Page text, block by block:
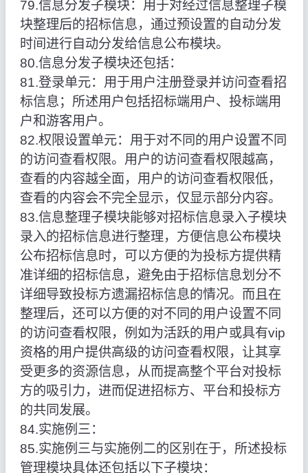
79.信息分发子模块：用于对经过信息整理子模
块整理后的招标信息，通过预设置的自动分发
时间进行自动分发给信息公布模块。
80.信息分发子模块还包括：
81.登录单元：用于用户注册登录并访问查看招
标信息；所述用户包括招标端用户、投标端用
户和游客用户。
82.权限设置单元：用于对不同的用户设置不同
的访问查看权限。用户的访问查看权限越高，
查看的内容越全面，用户的访问查看权限低，
查看的内容会不完全显示，仅显示部分内容。
83.信息整理子模块能够对招标信息录入子模块
录入的招标信息进行整理，方便信息公布模块
公布招标信息时，可以方便的为投标方提供精
准详细的招标信息，避免由于招标信息划分不
详细导致投标方遗漏招标信息的情况。而且在
整理后，还可以方便的对不同的用户设置不同
的访问查看权限，例如为活跃的用户或具有vip
资格的用户提供高级的访问查看权限，让其享
受更多的资源信息，从而提高整个平台对投标
方的吸引力，进而促进招标方、平台和投标方
的共同发展。
84.实施例三：
85.实施例三与实施例二的区别在于，所述投标
管理模块具体还包括以下子模块：